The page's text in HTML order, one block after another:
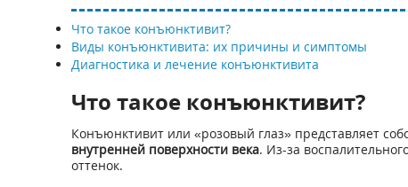
Что такое конъюнктивит?
Виды конъюнктивита: их причины и симптомы
Диагностика и лечение конъюнктивита
Что такое конъюнктивит?
Конъюнктивит или «розовый глаз» представляет
внутренней поверхности века. Из-за
оттенок.